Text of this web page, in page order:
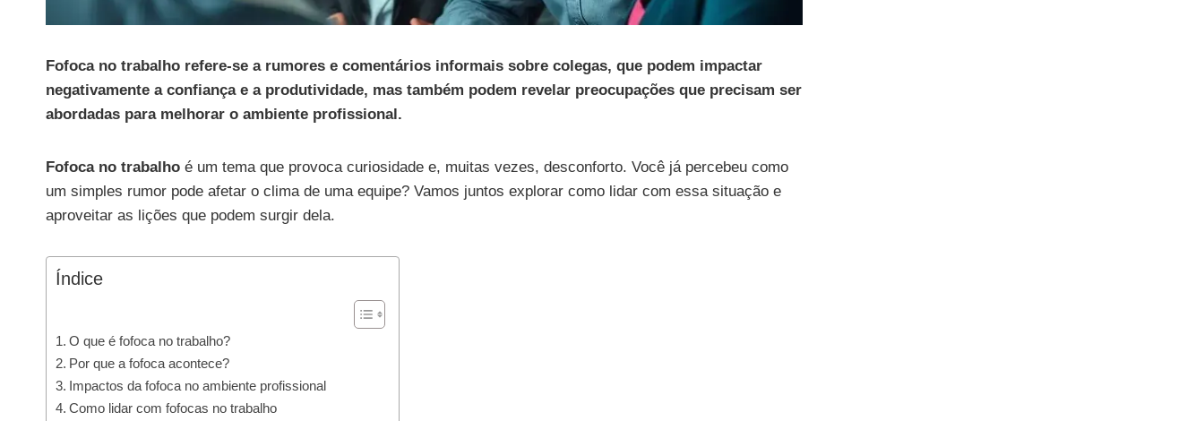
Fofoca no trabalho refere-se a rumores e comentários informais sobre colegas, que podem impactar
negativamente a confiança e a produtividade, mas também podem revelar preocupações que precisam ser
abordadas para melhorar o ambiente profissional.
Fofoca no trabalho é um tema que provoca curiosidade e, muitas vezes, desconforto. Você já percebeu como
um simples rumor pode afetar o clima de uma equipe? Vamos juntos explorar como lidar com essa situação e
aproveitar as lições que podem surgir dela.
Índice
O que é fofoca no trabalho?
Por que a fofoca acontece?
Impactos da fofoca no ambiente profissional
Como lidar com fofocas no trabalho